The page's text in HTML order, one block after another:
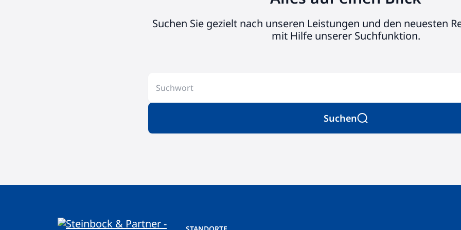
Suchen Sie gezielt nach unseren Leistungen und den neuesten
mit Hilfe unserer Suchfunktion.
Suchen